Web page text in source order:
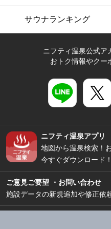
サウナランキング
ニフティ温泉公式ア
おトク情報やクー
ニフティ温泉アプリ
地図から温泉検索！
今すぐダウンロード！
ご意見ご要望 ・お問い合わせ
施設データの新規追加や修正依